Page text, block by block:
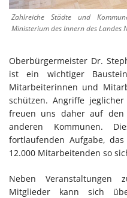
Zahlreiche Städte und
Ministerium des Innern des Landes
Oberbürgermeister Dr.
ist ein wichtiger
Mitarbeiterinnen und
schützen. Angriffe
freuen uns daher auf den
anderen Kommunen.
fortlaufenden Aufgabe,
12.000 Mitarbeitenden so
Neben Veranstaltungen
Mitglieder kann sich